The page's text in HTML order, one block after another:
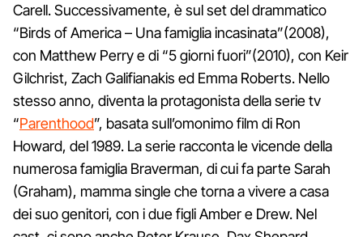
Carell. Successivamente, è sul set del drammatico
“Birds of America – Una famiglia incasinata”(2008),
con Matthew Perry e di “5 giorni fuori”(2010), con Keir
Gilchrist, Zach Galifianakis ed Emma Roberts. Nello
stesso anno, diventa la protagonista della serie tv
“Parenthood”, basata sull’omonimo film di Ron
Howard, del 1989. La serie racconta le vicende della
numerosa famiglia Braverman, di cui fa parte Sarah
(Graham), mamma single che torna a vivere a casa
dei suo genitori, con i due figli Amber e Drew. Nel